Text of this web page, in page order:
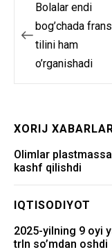
Post
menyusi
Bolalar endi
bog’chada
tilini ham
o’rganishadi
XORIJ
Olimlar
kashf qilishdi
IQTISODIYOT
2025-yilning 9 oyi
trln so’mdan oshdi